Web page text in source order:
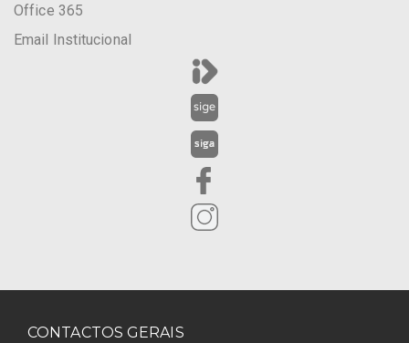
Office 365
Email Institucional
CONTACTOS GERAIS